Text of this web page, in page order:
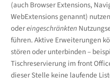
(auch Browser Extensions,
WebExtensions genannt)
odereingeschränkten
führen. Aktive Erweiterungen
stören oder unterbinden –
Tischreservierung im front
dieser Stelle keine laufende